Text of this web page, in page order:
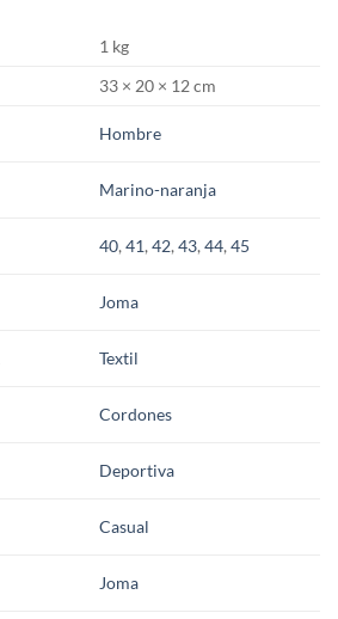
1 kg
33 × 20 × 12 cm
Hombre
Marino-naranja
40,41,42,43,44,45
Joma
Textil
Cordones
Deportiva
Casual
Joma